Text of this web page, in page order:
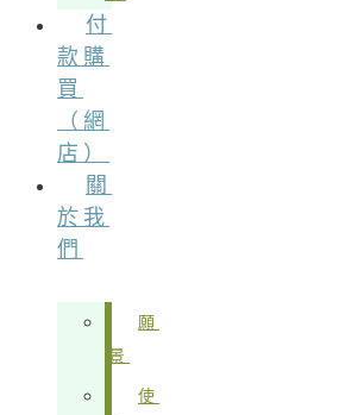
付
款購
買
（網
店）
關
於我
們
願
景
使